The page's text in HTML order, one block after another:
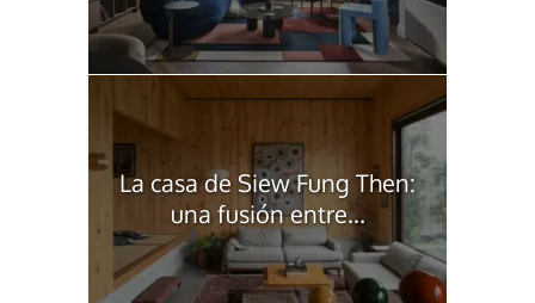
La casa de Siew Fung Then:
una fusión entre...